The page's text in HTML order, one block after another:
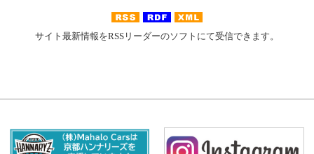
サイト最新情報をRSSリーダーのソフトにて受信できます。